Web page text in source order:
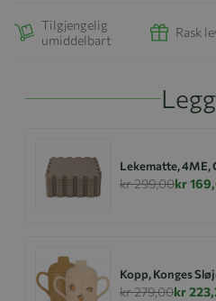
Tilgjengelig
umiddelbart
Rask
Lekematte, 4ME,
kr 299,00kr
Kopp, Konges
kr 279,00kr